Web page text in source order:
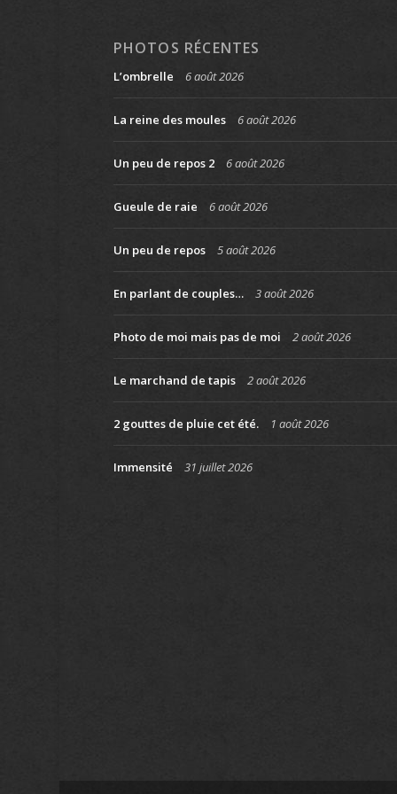
PHOTOS RÉCENTES
L’ombrelle 6 août 2026
La reine des moules 6 août 2026
Un peu de repos 2 6 août 2026
Gueule de raie 6 août 2026
Un peu de repos 5 août 2026
En parlant de couples… 3 août 2026
Photo de moi mais pas de moi 2 août 2026
Le marchand de tapis 2 août 2026
2 gouttes de pluie cet été. 1 août 2026
Immensité 31 juillet 2026